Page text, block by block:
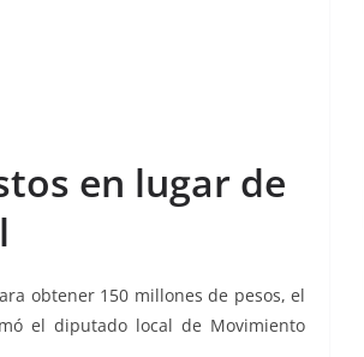
en lugar de
obtener 150 millones de pesos, el
el diputado local de Movimiento